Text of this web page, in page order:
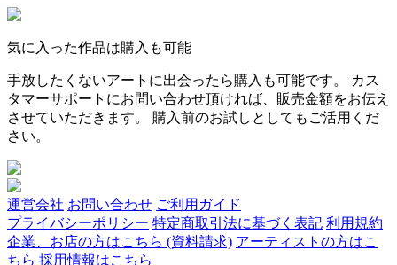
気に入った作品は購入も可能
手放したくないアートに出会ったら購入も可能です。 カス
タマーサポートにお問い合わせ頂ければ、販売金額をお伝え
させていただきます。 購入前のお試しとしてもご活用くだ
さい。
運営会社 お問い合わせ ご利用ガイド
プライバシーポリシー 特定商取引法に基づく表記 利用規約
企業、お店の方はこちら (資料請求) アーティストの方はこ
ちら 採用情報はこちら